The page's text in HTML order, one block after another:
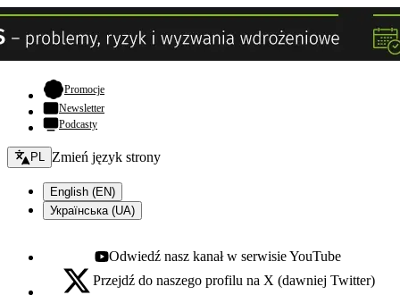
Promocje- otwiera się w nowej karcie
Newsletter
Podcasty
Zmień język - bieżący:
PL Zmień język strony
English (EN)
Українська (UA)
Youtube - otwiera się w nowej karcie
Odwiedź nasz kanał w serwisie YouTube
X - otwiera się w nowej karcie
Przejdź do naszego profilu na X (dawniej Twitter)